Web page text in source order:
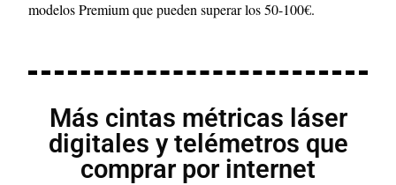
modelos Premium que pueden superar los 50-100€.
Más cintas métricas láser
digitales y telémetros que
comprar por internet